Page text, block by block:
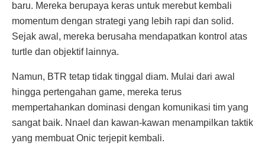
baru. Mereka berupaya keras untuk merebut kembali
momentum dengan strategi yang lebih rapi dan solid.
Sejak awal, mereka berusaha mendapatkan kontrol atas
turtle dan objektif lainnya.
Namun, BTR tetap tidak tinggal diam. Mulai dari awal
hingga pertengahan game, mereka terus
mempertahankan dominasi dengan komunikasi tim yang
sangat baik. Nnael dan kawan-kawan menampilkan taktik
yang membuat Onic terjepit kembali.